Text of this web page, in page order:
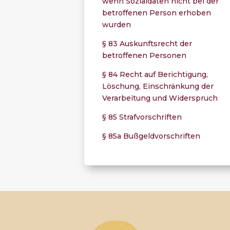
betroffenen Person erhoben
wurden
§ 83 Auskunftsrecht der
betroffenen Personen
§ 84 Recht auf Berichtigung,
Löschung, Einschränkung der
Verarbeitung und Widerspruch
§ 85 Strafvorschriften
§ 85a Bußgeldvorschriften